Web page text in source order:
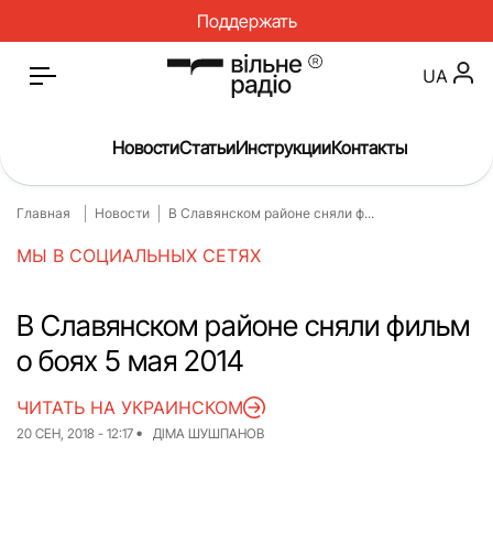
Поддержать
Главная
Новости
О нас
Инструкции
Спорт
Досье
Репортаж
Блог
UA
НовостиСтатьиИнструкцииКонтакты
Главная Новости В Славянском районе сняли ф...
МЫ В СОЦИАЛЬНЫХ СЕТЯХ
В Славянском районе сняли фильм
о боях 5 мая 2014
20 СЕН, 2018 - 12:17 ДІМА ШУШПАНОВ
ЧИТАТЬ НА УКРАИНСКОМ